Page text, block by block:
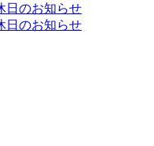
日のお知らせ
日のお知らせ